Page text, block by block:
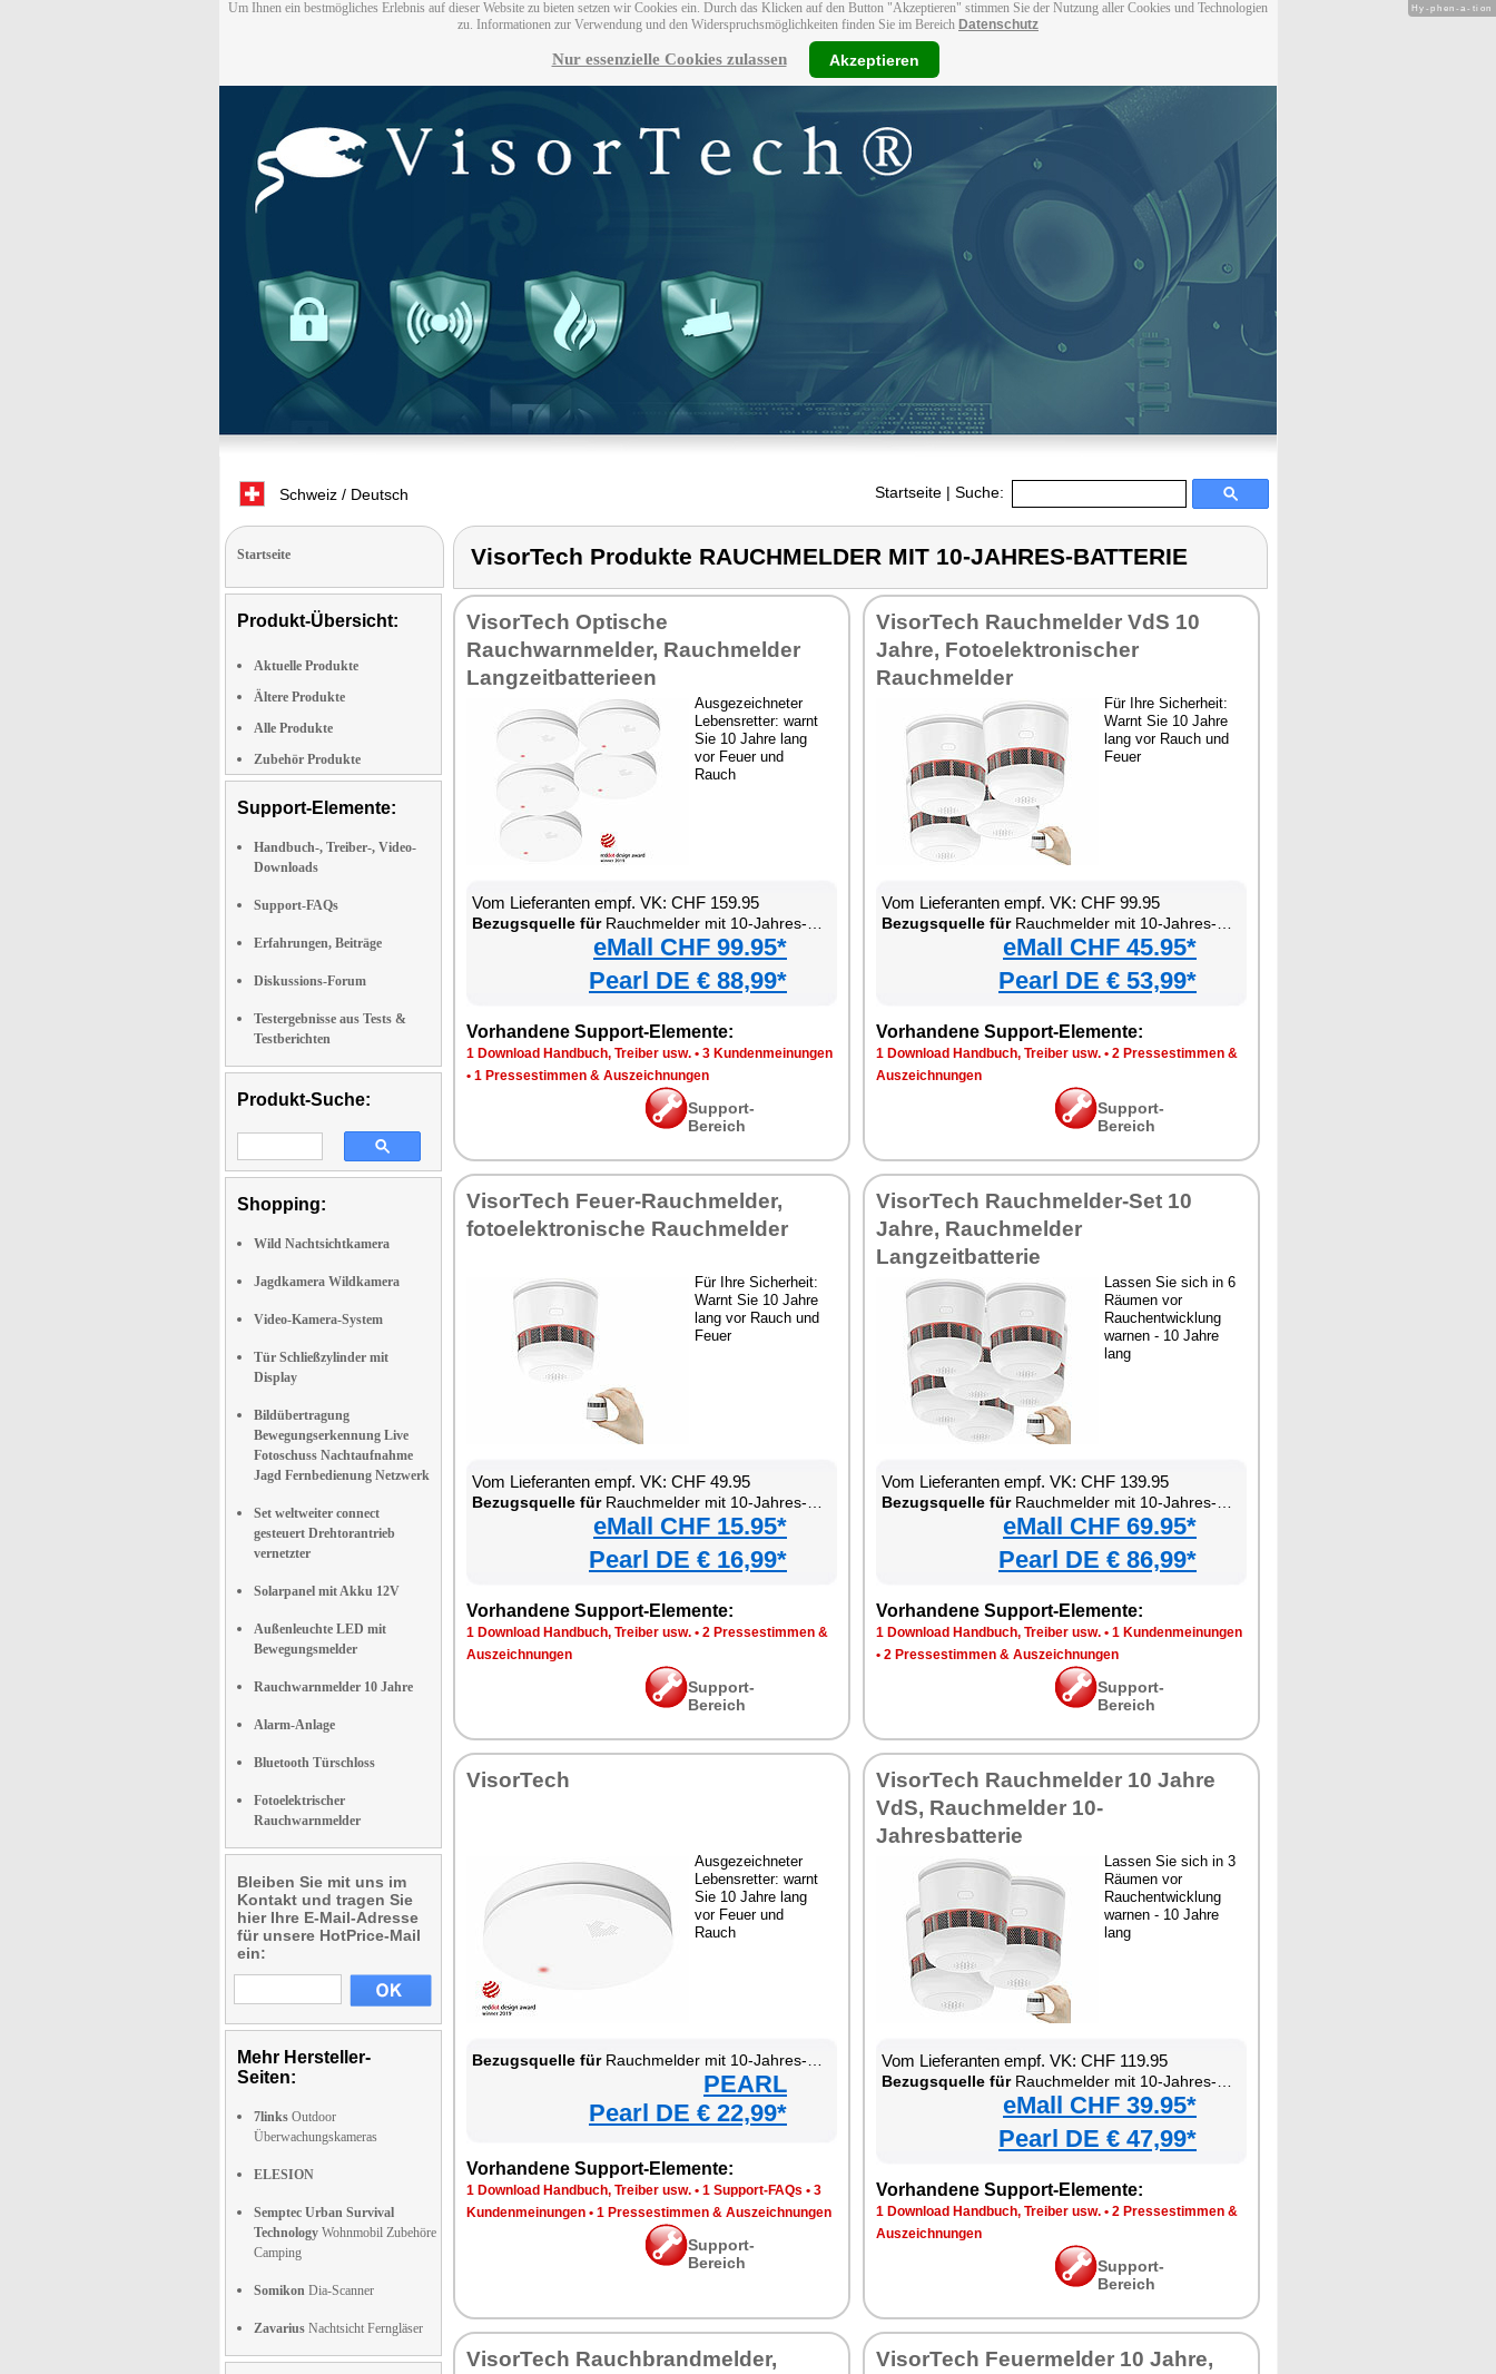
Um Ihnen ein bestmögliches Erlebnis auf dieser Website zu bieten setzen wir Cookies ein. Durch das Klicken auf den Button "Akzeptieren" stimmen Sie der Nutzung aller Cookies und Technologien
zu. Informationen zur Verwendung und den Widerspruchsmöglichkeiten finden Sie im Bereich Datenschutz
Nur essenzielle Cookies zulassen Akzeptieren
Schweiz / Deutsch Startseite | Suche:
Startseite
Produkt-Übersicht:
Aktuelle Produkte
Ältere Produkte
Alle Produkte
Zubehör Produkte
Support-Elemente:
Handbuch-, Treiber-, Video-
Downloads
Support-FAQs
Erfahrungen, Beiträge
Diskussions-Forum
Testergebnisse aus Tests &
Testberichten
Produkt-Suche:
Shopping:
Wild Nachtsichtkamera
Jagdkamera Wildkamera
Video-Kamera-System
Tür Schließzylinder mit
Display
Bildübertragung
Bewegungserkennung Live
Fotoschuss Nachtaufnahme
Jagd Fernbedienung Netzwerk
Set weltweiter connect
gesteuert Drehtorantrieb
vernetzter
Solarpanel mit Akku 12V
Außenleuchte LED mit
Bewegungsmelder
Rauchwarnmelder 10 Jahre
Alarm-Anlage
Bluetooth Türschloss
Fotoelektrischer
Rauchwarnmelder
Bleiben Sie mit uns im
Kontakt und tragen Sie
hier Ihre E-Mail-Adresse
für unsere HotPrice-Mail
ein:
Mehr Hersteller-
Seiten:
7links Outdoor
Überwachungskameras
ELESION
Semptec Urban Survival
Technology Wohnmobil Zubehöre
Camping
Somikon Dia-Scanner
Zavarius Nachtsicht Ferngläser
VisorTech Produkte RAUCHMELDER MIT 10-JAHRES-BATTERIE
VisorTech Optische
Rauchwarnmelder, Rauchmelder
Langzeitbatterieen
Ausgezeichneter
Lebensretter: warnt
Sie 10 Jahre lang
vor Feuer und
Rauch
Vom Lieferanten empf. VK: CHF 159.95
Bezugsquelle fürRauchmelder mit 10-Jahres-Batterie
eMall CHF 99.95*
Pearl DE € 88,99*
Vorhandene Support-Elemente:
1 Download Handbuch, Treiber usw. • 3 Kundenmeinungen
• 1 Pressestimmen & Auszeichnungen
Support-
Bereich
VisorTech Rauchmelder VdS 10
Jahre, Fotoelektronischer
Rauchmelder
Für Ihre Sicherheit:
Warnt Sie 10 Jahre
lang vor Rauch und
Feuer
Vom Lieferanten empf. VK: CHF 99.95
Bezugsquelle fürRauchmelder mit 10-Jahres-Batterie
eMall CHF 45.95*
Pearl DE € 53,99*
Vorhandene Support-Elemente:
1 Download Handbuch, Treiber usw. • 2 Pressestimmen &
Auszeichnungen
Support-
Bereich
VisorTech Feuer-Rauchmelder,
fotoelektronische Rauchmelder
Für Ihre Sicherheit:
Warnt Sie 10 Jahre
lang vor Rauch und
Feuer
Vom Lieferanten empf. VK: CHF 49.95
Bezugsquelle fürRauchmelder mit 10-Jahres-Batterie
eMall CHF 15.95*
Pearl DE € 16,99*
Vorhandene Support-Elemente:
1 Download Handbuch, Treiber usw. • 2 Pressestimmen &
Auszeichnungen
Support-
Bereich
VisorTech Rauchmelder-Set 10
Jahre, Rauchmelder
Langzeitbatterie
Lassen Sie sich in 6
Räumen vor
Rauchentwicklung
warnen - 10 Jahre
lang
Vom Lieferanten empf. VK: CHF 139.95
Bezugsquelle fürRauchmelder mit 10-Jahres-Batterie
eMall CHF 69.95*
Pearl DE € 86,99*
Vorhandene Support-Elemente:
1 Download Handbuch, Treiber usw. • 1 Kundenmeinungen
• 2 Pressestimmen & Auszeichnungen
Support-
Bereich
VisorTech
Ausgezeichneter
Lebensretter: warnt
Sie 10 Jahre lang
vor Feuer und
Rauch
Bezugsquelle fürRauchmelder mit 10-Jahres-Batterie
PEARL
Pearl DE € 22,99*
Vorhandene Support-Elemente:
1 Download Handbuch, Treiber usw. • 1 Support-FAQs • 3
Kundenmeinungen • 1 Pressestimmen & Auszeichnungen
Support-
Bereich
VisorTech Rauchmelder 10 Jahre
VdS, Rauchmelder 10-
Jahresbatterie
Lassen Sie sich in 3
Räumen vor
Rauchentwicklung
warnen - 10 Jahre
lang
Vom Lieferanten empf. VK: CHF 119.95
Bezugsquelle fürRauchmelder mit 10-Jahres-Batterie
eMall CHF 39.95*
Pearl DE € 47,99*
Vorhandene Support-Elemente:
1 Download Handbuch, Treiber usw. • 2 Pressestimmen &
Auszeichnungen
Support-
Bereich
VisorTech Rauchbrandmelder,
VisorTech Feuermelder 10 Jahre,
Hy-phen-a-tion